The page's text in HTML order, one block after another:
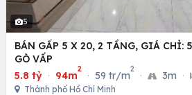
5
BÁN GẤP 5 X 20, 2 TẦNG, GIÁ CHỈ:
GÒ VẤP
5.8 tỷ · 94m
2
· 59 tr/m
2
· 3m ·
Thành phố Hồ Chí Minh